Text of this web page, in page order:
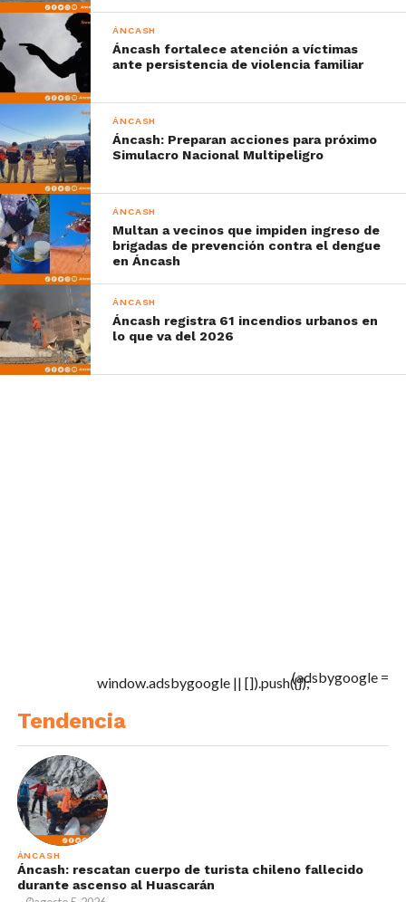
ÁNCASH
Áncash fortalece atención a víctimas
ante persistencia de violencia familiar
ÁNCASH
Áncash: Preparan acciones para próximo
Simulacro Nacional Multipeligro
ÁNCASH
Multan a vecinos que impiden ingreso de
brigadas de prevención contra el dengue
en Áncash
ÁNCASH
Áncash registra 61 incendios urbanos en
lo que va del 2026
(adsbygoogle =
window.adsbygoogle || []).push({});
Tendencia
ÁNCASH
Áncash: rescatan cuerpo de turista chileno fallecido
durante ascenso al Huascarán